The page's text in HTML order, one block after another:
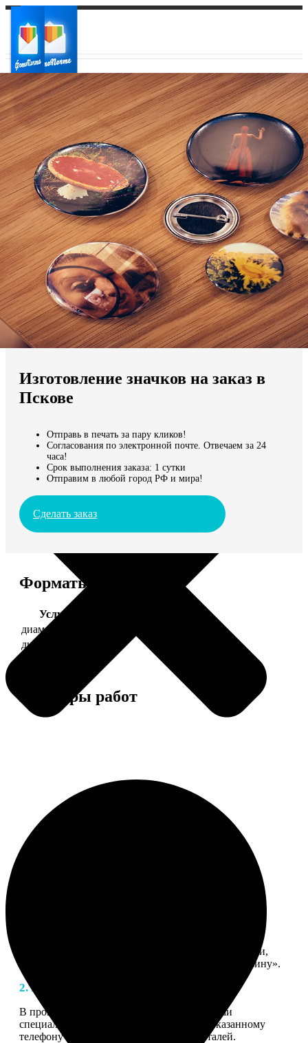
Ваш город:
Ваш регион доставки
Выберите из списка:
Мы доставляем по всему миру
Продолжить без города
Изготовление значков на заказ в
Пскове
Отправь в печать за пару кликов!
Согласования по электронной почте. Отвечаем за 24
часа!
Срок выполнения заказа: 1 сутки
Отправим в любой город РФ и мира!
Сделать заказ
Форматы и цены
Услуга
диаметр 37 мм
диаметр 56 мм
Примеры работ
Нажмите «Сделать заказ», выберите тип продукции,
загрузите фотографии, нажмите «Добавить в корзину».
2. МАКЕТ
В процессе подготовки заказа к печати наши
специалисты могут связаться с Вами по указанному
телефону или email для согласования деталей.